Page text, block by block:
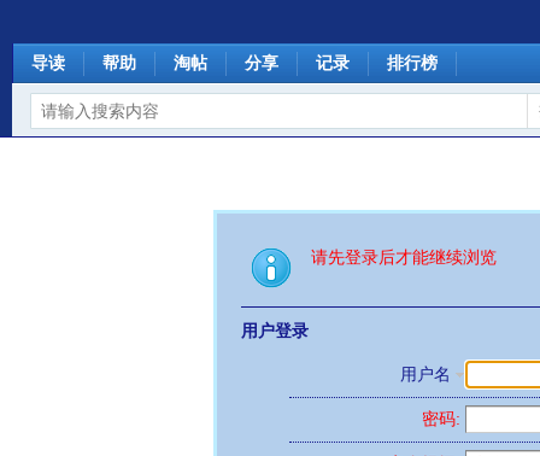
导读 帮助 淘帖 分享 记录 排行榜
请先登录后才能继续浏览
用户登录
用户名
密码: